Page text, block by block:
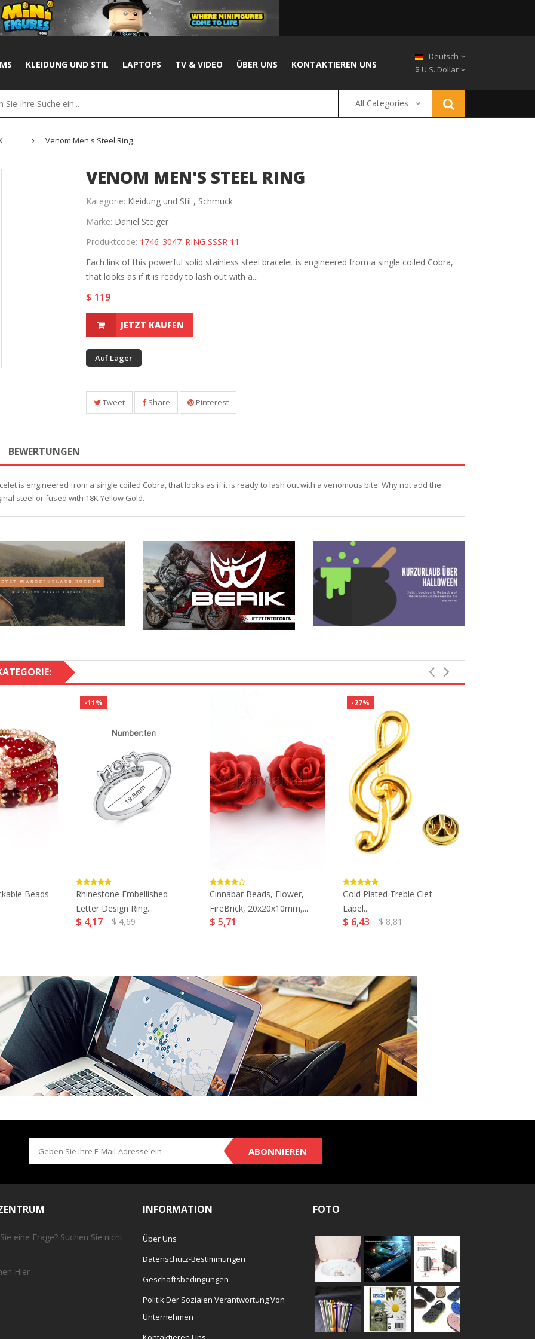
KLEIDUNG UND STIL LAPTOPS TV & VIDEO ÜBER UNS KONTAKTIEREN UNS
Deutsch
$ U.S. Dollar
All Categories
Venom Men's Steel Ring
VENOM MEN'S STEEL RING
Kategorie: Kleidung und Stil , Schmuck
Marke: Daniel Steiger
Produktcode: 1746_3047_RING SSSR 11
Each link of this powerful solid stainless steel bracelet is engineered from a single coiled Cobra,
that looks as if it is ready to lash out with a...
$ 119
JETZT KAUFEN
Auf Lager
Tweet Share Pinterest
BEWERTUNGEN
is engineered from a single coiled Cobra, that looks as if it is ready to lash out with a venomous bite. Why not add the
steel or fused with 18K Yellow Gold.
Beads
-11%
Rhinestone Embellished
Letter Design Ring...
$ 4,17 $ 4,69
Cinnabar Beads, Flower,
FireBrick, 20x20x10mm,...
$ 5,71
-27%
Gold Plated Treble Clef
Lapel...
$ 6,43 $ 8,81
ABONNIEREN
eine Frage? Suchen Sie nicht
Hier
INFORMATION
Über Uns
Datenschutz-Bestimmungen
Geschäftsbedingungen
Politik Der Sozialen Verantwortung Von
Unternehmen
FOTO